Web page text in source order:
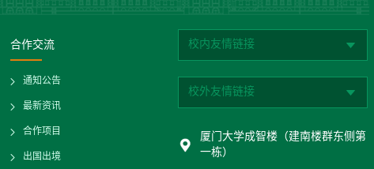
合作交流
通知公告
最新资讯
合作项目
出国出境
校内友情链接
校外友情链接
厦门大学成智楼（建南楼群东侧第
一栋）